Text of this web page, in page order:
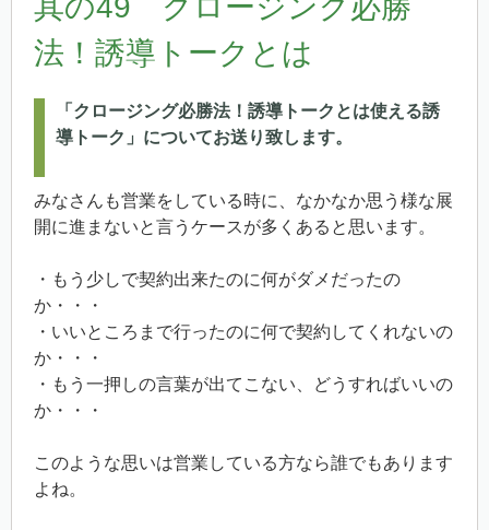
法！誘導トークとは
「クロージング必勝法！誘導トークとは使える誘
導トーク」についてお送り致します。
みなさんも営業をしている時に、なかなか思う様な展
開に進まないと言うケースが多くあると思います。
・もう少しで契約出来たのに何がダメだったの
か・・・
・いいところまで行ったのに何で契約してくれないの
か・・・
・もう一押しの言葉が出てこない、どうすればいいの
か・・・
このような思いは営業している方なら誰でもあります
よね。